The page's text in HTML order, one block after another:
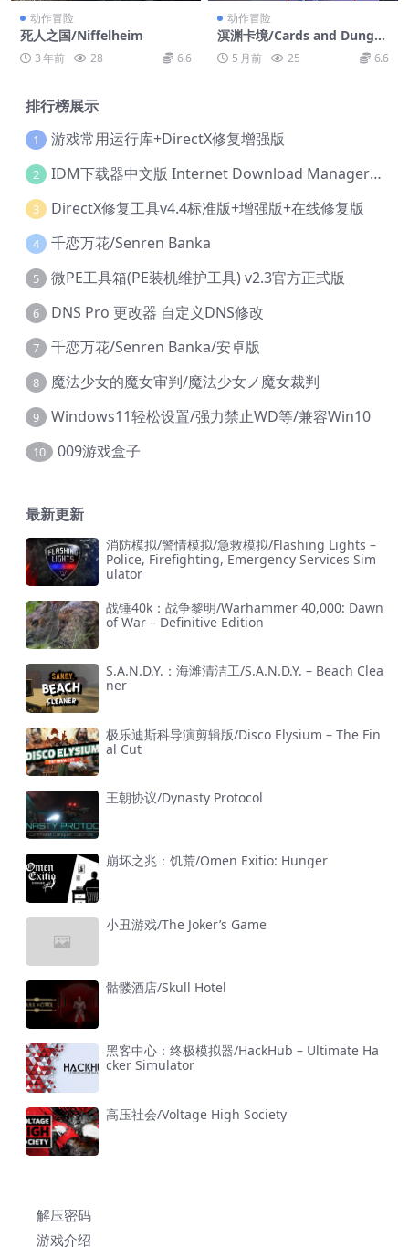
动作冒险
死人之国/Niffelheim
3 年前 28 6.6
动作冒险
溟渊卡境/Cards and Dunge
ons5 月前 25 6.6
排行榜展示
1 游戏常用运行库+DirectX修复增强版
2 IDM下载器中文版 Internet Download Manager v6.42.36 IDM
3 DirectX修复工具v4.4标准版+增强版+在线修复版
4 千恋万花/Senren Banka
5 微PE工具箱(PE装机维护工具) v2.3官方正式版
6 DNS Pro 更改器 自定义DNS修改
7 千恋万花/Senren Banka/安卓版
8 魔法少女的魔女审判/魔法少女ノ魔女裁判
9 Windows11轻松设置/强力禁止WD等/兼容Win10
10 009游戏盒子
最新更新
消防模拟/警情模拟/急救模拟/Flashing Lights –
Police, Firefighting, Emergency Services Sim
ulator
战锤40k：战争黎明/Warhammer 40,000: Dawn
of War – Definitive Edition
S.A.N.D.Y.：海滩清洁工/S.A.N.D.Y. – Beach Clea
ner
极乐迪斯科导演剪辑版/Disco Elysium – The Fin
al Cut
王朝协议/Dynasty Protocol
崩坏之兆：饥荒/Omen Exitio: Hunger
小丑游戏/The Joker’s Game
骷髅酒店/Skull Hotel
黑客中心：终极模拟器/HackHub – Ultimate Ha
cker Simulator
高压社会/Voltage High Society
解压密码
游戏介绍